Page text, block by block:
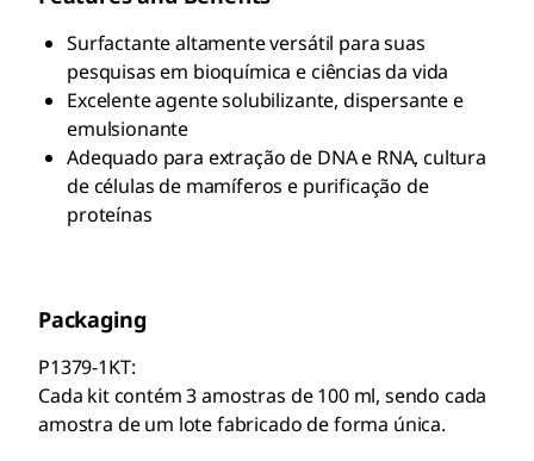
Surfactante altamente versátil para suas
pesquisas em bioquímica e ciências da vida
Excelente agente solubilizante, dispersante e
emulsionante
Adequado para extração de DNA e RNA, cultura
de células de mamíferos e purificação de
proteínas
Packaging
P1379-1KT:
Cada kit contém 3 amostras de 100 ml, sendo cada
amostra de um lote fabricado de forma única.